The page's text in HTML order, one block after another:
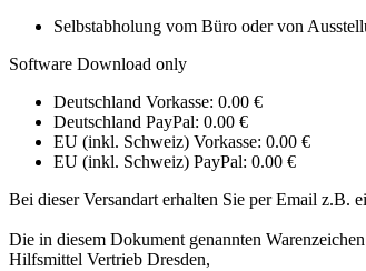
Selbstabholung vom Büro oder von
Software Download only
Deutschland Vorkasse: 0.00 €
Deutschland PayPal: 0.00 €
EU (inkl. Schweiz) Vorkasse: 0.00 €
EU (inkl. Schweiz) PayPal: 0.00 €
Bei dieser Versandart erhalten Sie per Email z.B.
Die in diesem Dokument genannten
Hilfsmittel Vertrieb Dresden,